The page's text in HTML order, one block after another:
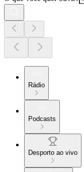
Rádio
Podcasts
Desporto ao vivo